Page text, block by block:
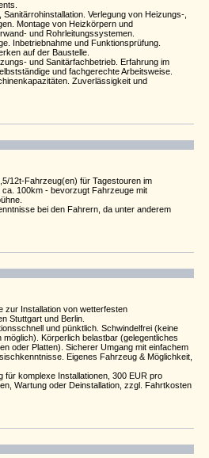
Verlegung von Heizungs-,
Montage von Heizkörpern und
und Rohrleitungssystemen.
Inbetriebnahme und Funktionsprüfung.
auf der Baustelle.
und Sanitärfachbetrieb. Erfahrung im
und fachgerechte Arbeitsweise.
Zuverlässigkeit und
12t-Fahrzeug(en) für Tagestouren im
100km - bevorzugt Fahrzeuge mit
bei den Fahrern, da unter anderem
zur Installation von wetterfesten
Stuttgart und Berlin.
und pünktlich. Schwindelfrei (keine
Körperlich belastbar (gelegentliches
oder Platten). Sicherer Umgang mit einfachem
Eigenes Fahrzeug & Möglichkeit,
für komplexe Installationen, 300 EUR pro
Wartung oder Deinstallation, zzgl. Fahrtkosten